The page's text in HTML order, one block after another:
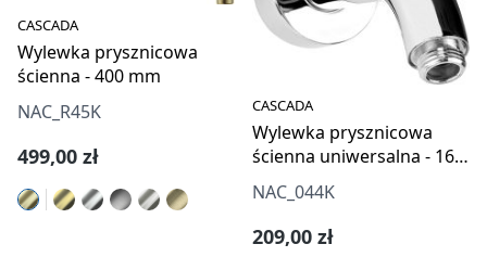
CASCADA
Wylewka prysznicowa
ścienna - 400 mm
NAC_R45K
Cena regularna:
499,00 zł
CASCADA
Wylewka prysznicowa
ścienna uniwersalna - 160
mm
NAC_044K
Cena regularna:
209,00 zł